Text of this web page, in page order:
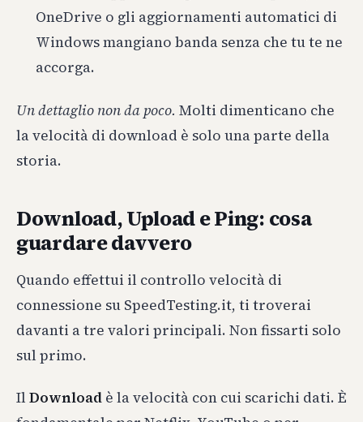
OneDrive o gli aggiornamenti automatici di
Windows mangiano banda senza che tu te ne
accorga.
Un dettaglio non da poco. Molti dimenticano che
la velocità di download è solo una parte della
storia.
Download, Upload e Ping: cosa
guardare davvero
Quando effettui il controllo velocità di
connessione su SpeedTesting.it, ti troverai
davanti a tre valori principali. Non fissarti solo
sul primo.
Il Download è la velocità con cui scarichi dati. È